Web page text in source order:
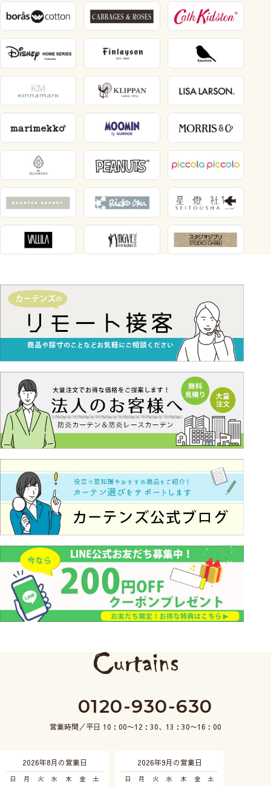
0120-930-630
営業時間／平日 10：00〜12：30、13：30〜16：00
2026年8月の営業日
日 月 火 水 木 金
土
2026年9月の営業日
日 月 火 水 木 金
土